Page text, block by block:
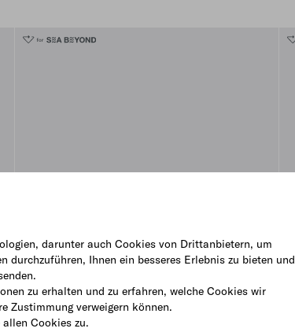
darunter auch Cookies von Drittanbietern, um
Ihnen ein besseres Erlebnis zu bieten und
zu erhalten und zu erfahren, welche Cookies wir
Zustimmung verweigern können.
Cookies zu.